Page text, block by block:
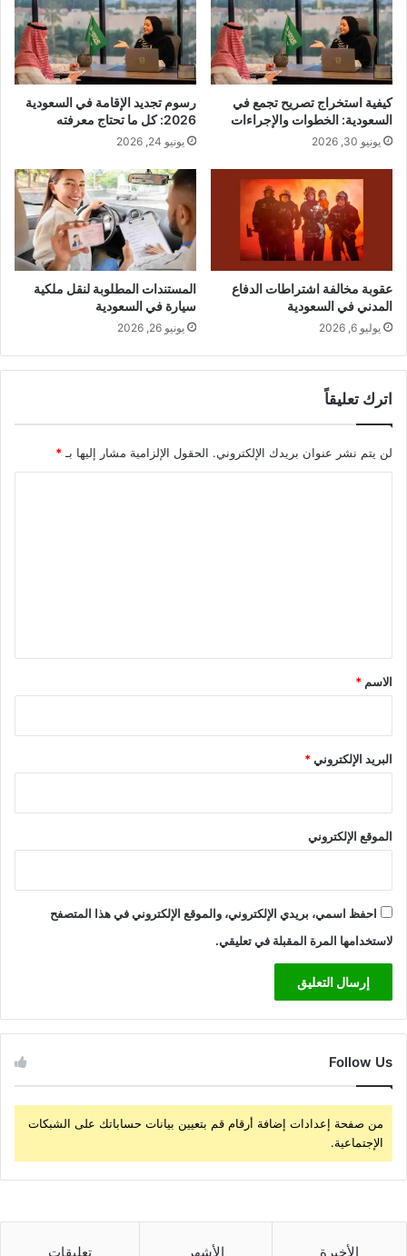
كيفية استخراج تصريح تجمع في
السعودية: الخطوات والإجراءات
يونيو 30, 2026
رسوم تجديد الإقامة في السعودية
2026: كل ما تحتاج معرفته
يونيو 24, 2026
عقوبة مخالفة اشتراطات الدفاع
المدني في السعودية
يوليو 6, 2026
المستندات المطلوبة لنقل ملكية
سيارة في السعودية
يونيو 26, 2026
اترك تعليقاً
لن يتم نشر عنوان بريدك الإلكتروني. الحقول الإلزامية مشار إليها بـ*
*
الاسم *
البريد الإلكتروني*
الموقع الإلكتروني
احفظ اسمي، بريدي الإلكتروني، والموقع الإلكتروني في هذا المتصفح
لاستخدامها المرة المقبلة في تعليقي.
Follow Us
من صفحة إعدادات إضافة أرقام قم بتعيين بيانات حساباتك على الشبكات
الإجتماعية.
الأخيرة الأشهر تعليقات